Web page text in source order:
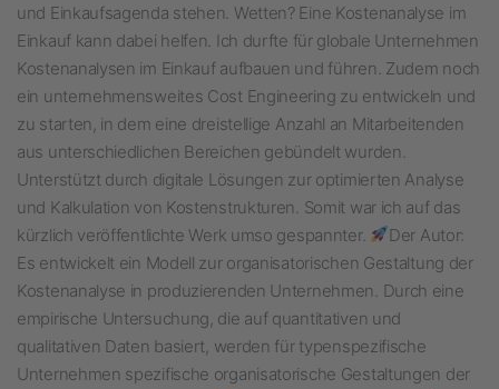
und Einkaufsagenda stehen. Wetten? Eine Kostenanalyse im
Einkauf kann dabei helfen. Ich durfte für globale Unternehmen
Kostenanalysen im Einkauf aufbauen und führen. Zudem noch
ein unternehmensweites Cost Engineering zu entwickeln und
zu starten, in dem eine dreistellige Anzahl an Mitarbeitenden
aus unterschiedlichen Bereichen gebündelt wurden.
Unterstützt durch digitale Lösungen zur optimierten Analyse
und Kalkulation von Kostenstrukturen. Somit war ich auf das
kürzlich veröffentlichte Werk umso gespannter.
Der Autor:
Es entwickelt ein Modell zur organisatorischen Gestaltung der
Kostenanalyse in produzierenden Unternehmen. Durch eine
empirische Untersuchung, die auf quantitativen und
qualitativen Daten basiert, werden für typenspezifische
Unternehmen spezifische organisatorische Gestaltungen der